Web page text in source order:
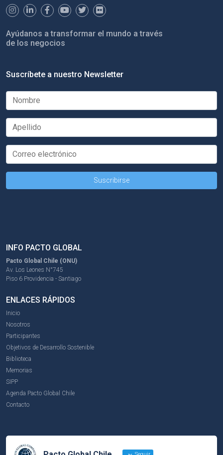
Ayúdanos a transformar el mundo a través
de los negocios
Suscríbete a nuestro Newsletter
INFO PACTO GLOBAL
Pacto Global Chile (ONU)
Av. Los Leones N°745
Piso 6 Providencia - Santiago
ENLACES RÁPIDOS
Inicio
Nosotros
Participantes
Objetivos de Desarrollo Sostenible
Biblioteca
Memorias
SIPP
Agenda Pacto Global Chile
Contacto